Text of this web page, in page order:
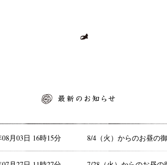
8/4（火）からのお昼の
08月03日 16時15分